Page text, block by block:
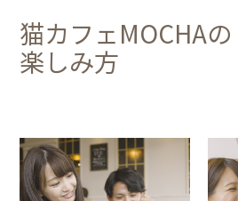
猫カフェMOCHAの
楽しみ方